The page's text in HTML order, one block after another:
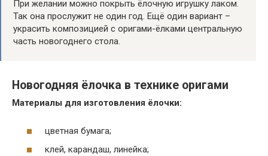
При желании можно покрыть ёлочную игрушку лаком.
Так она прослужит не один год. Ещё один вариант –
украсить композицией с оригами-ёлками центральную
часть новогоднего стола.
Новогодняя ёлочка в технике оригами
Материалы для изготовления ёлочки:
цветная бумага;
клей, карандаш, линейка;